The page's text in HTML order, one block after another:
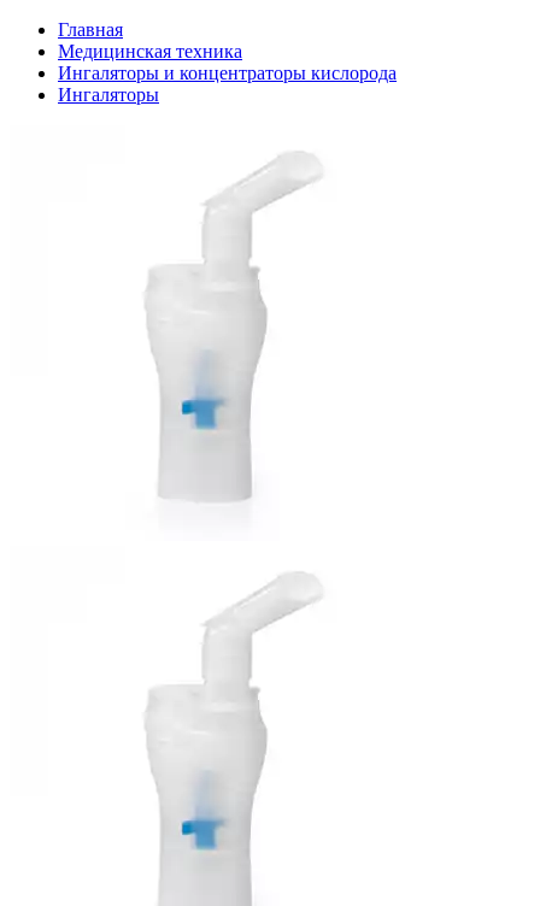
Главная
Медицинская техника
Ингаляторы и концентраторы кислорода
Ингаляторы